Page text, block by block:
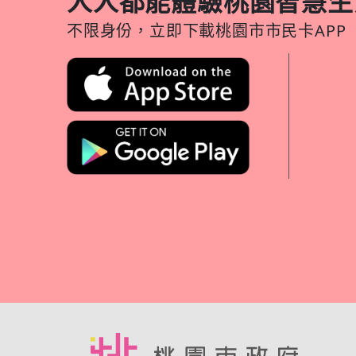
不限身份，立即下載桃園市市民卡APP